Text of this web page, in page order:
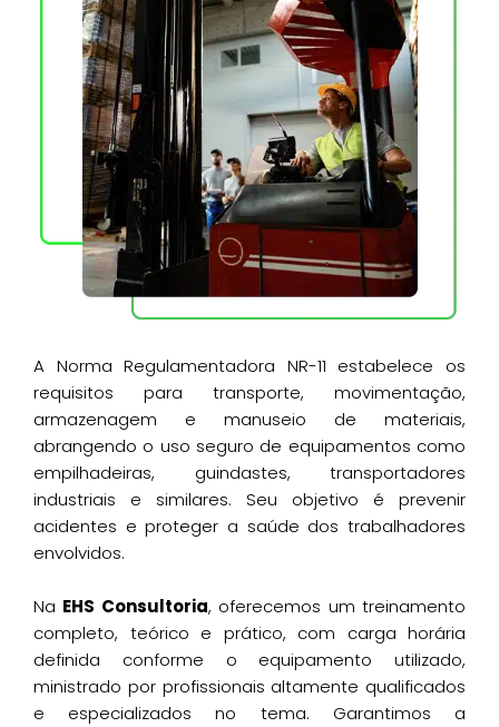
A Norma Regulamentadora NR-11 estabelece os
requisitos para transporte, movimentação,
armazenagem e manuseio de materiais,
abrangendo o uso seguro de equipamentos como
empilhadeiras, guindastes, transportadores
industriais e similares. Seu objetivo é prevenir
acidentes e proteger a saúde dos trabalhadores
envolvidos.
Na EHS Consultoria, oferecemos um treinamento
completo, teórico e prático, com carga horária
definida conforme o equipamento utilizado,
ministrado por profissionais altamente qualificados
e especializados no tema. Garantimos a